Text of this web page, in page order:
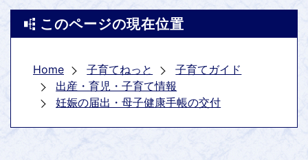
このページの現在位置
Home 子育てねっと
子育てガイド
出産・育児・子育て情報
妊娠の届出・母子健康手帳の交付